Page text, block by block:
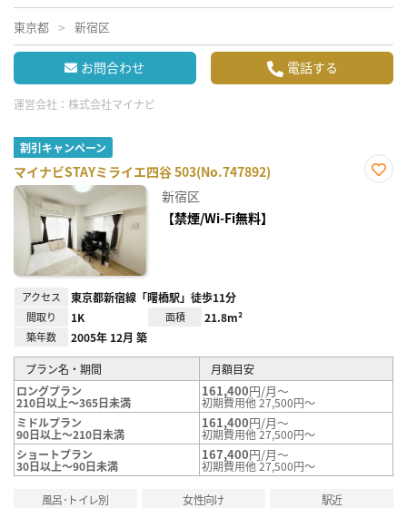
東京都 新宿区
お問合わせ 電話する
運営会社： 株式会社マイナビ
割引キャンペーン
マイナビSTAYミライエ四谷 503(No.747892)
新宿区
【禁煙/Wi-Fi無料】
アクセス 東京都新宿線「曙橋駅」徒歩11分
間取り 1K 面積 21.8m²
築年数 2005年 12月 築
プラン名・期間
月額目安
ロングプラン
210日以上～365日未満
161,400円/月～
初期費用他 27,500円～
ミドルプラン
90日以上～210日未満
161,400円/月～
初期費用他 27,500円～
ショートプラン
30日以上～90日未満
167,400円/月～
初期費用他 27,500円～
風呂･トイレ別 女性向け
駅近